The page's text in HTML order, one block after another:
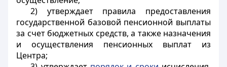
2) утверждает правила предоставления
государственной базовой пенсионной выплаты
за счет бюджетных средств, а также назначения
и осуществления пенсионных выплат из
Центра;